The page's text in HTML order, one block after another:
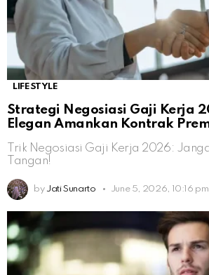
LIFESTYLE
Strategi Negosiasi Gaji Kerja
Elegan Amankan Kontrak
Trik Negosiasi Gaji Kerja 2026:
Tangan!
by Jati Sunarto June 5, 2026, 10:16 pm